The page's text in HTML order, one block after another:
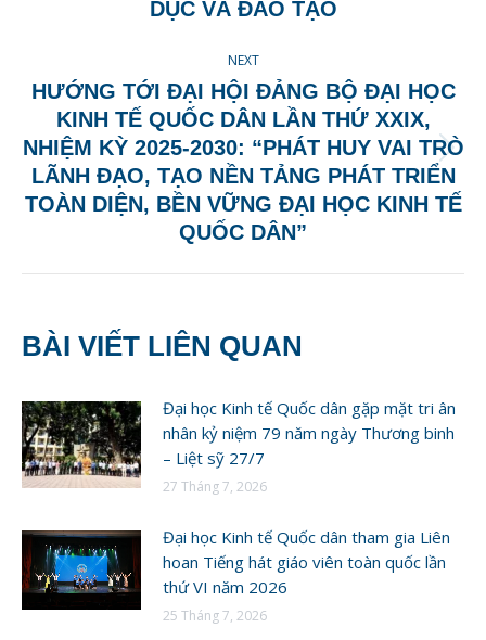
DỤC VÀ ĐÀO TẠO
NEXT
Next
post:
HƯỚNG TỚI ĐẠI HỘI ĐẢNG BỘ ĐẠI HỌC
KINH TẾ QUỐC DÂN LẦN THỨ XXIX,
NHIỆM KỲ 2025-2030: “PHÁT HUY VAI TRÒ
LÃNH ĐẠO, TẠO NỀN TẢNG PHÁT TRIỂN
TOÀN DIỆN, BỀN VỮNG ĐẠI HỌC KINH TẾ
QUỐC DÂN”
BÀI VIẾT LIÊN QUAN
Đại học Kinh tế Quốc dân gặp mặt tri ân
nhân kỷ niệm 79 năm ngày Thương binh
– Liệt sỹ 27/7
27 Tháng 7, 2026
Đại học Kinh tế Quốc dân tham gia Liên
hoan Tiếng hát giáo viên toàn quốc lần
thứ VI năm 2026
25 Tháng 7, 2026